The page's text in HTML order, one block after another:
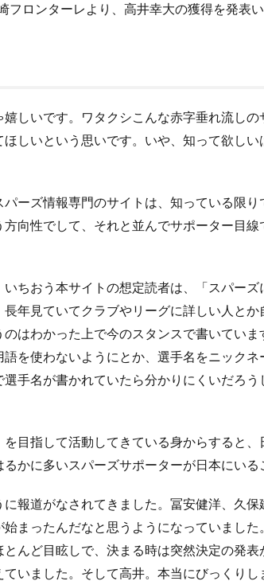
ロンターレより、高井幸大の獲得を発表い
いです。ワタクシこんな赤字垂れ流し
しいという思いです。いや、知って欲し
ズ情報専門のサイトは、知っている限
向性でして、それと並んでサポーター目
おう本サイトの想定読者は、「スパーズ
年見ていてクラブやリーグに詳しい人と
はわかった上で今のスタンスで書いてい
を使わないようにとか、選手名をニック
手名が書かれていたら分かりにくいだろ
指して活動してきている身からすると
かに多いスパーズサポーターが日本にい
道がなされてきました。冨安健洋、久
まったんだなと思うようになっていまし
んど目眩しで、決まる時は突然決定の発
いました。そして高井。本当にびっくり